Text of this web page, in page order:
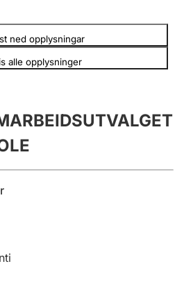
ned opplysningar
alle opplysninger